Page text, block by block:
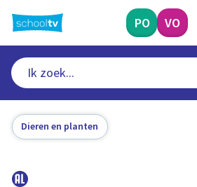
naar
hoofdinhoud
PO VO
Dieren en planten